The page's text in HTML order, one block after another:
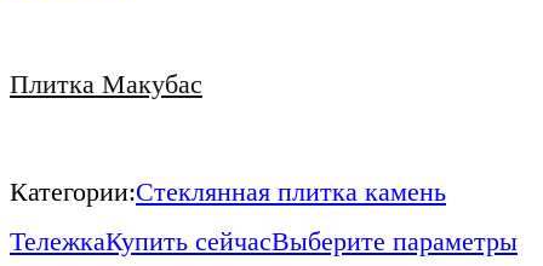
Плитка Макубас
Категории:Стеклянная плитка камень
ТележкаКупить сейчасВыберите параметры